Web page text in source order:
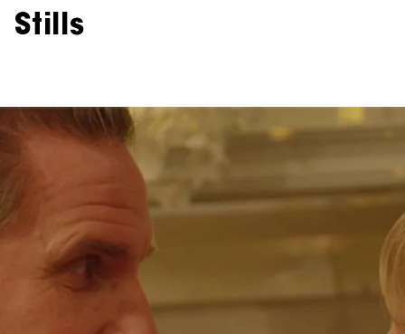
Stills